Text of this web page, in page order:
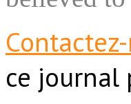
ce journal